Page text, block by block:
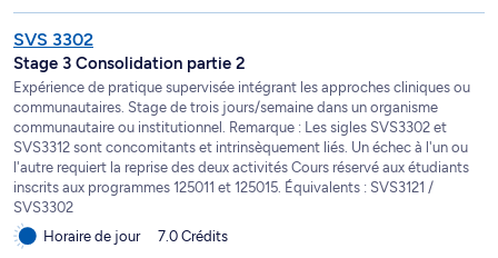
SVS 3302
Stage 3 Consolidation partie 2
Expérience de pratique supervisée intégrant les approches cliniques ou
communautaires. Stage de trois jours/semaine dans un organisme
communautaire ou institutionnel. Remarque : Les sigles SVS3302 et
SVS3312 sont concomitants et intrinsèquement liés. Un échec à l'un ou
l'autre requiert la reprise des deux activités Cours réservé aux étudiants
inscrits aux programmes 125011 et 125015. Équivalents : SVS3121 /
SVS3302
Horaire de jour
7.0 Crédits